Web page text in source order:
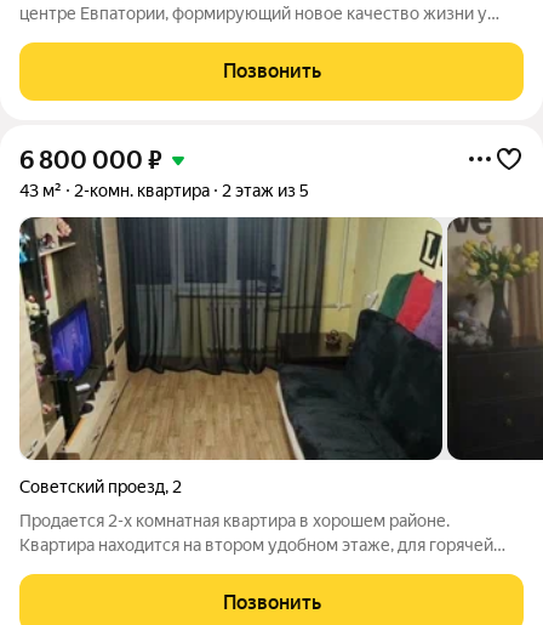
центре Евпатории, формирующий новое качество жизни у
городской среды и курортного образа жизни: здесь можно
работать, развиваться и отдыхать,
Позвонить
6 800 000 ₽
43 м² 2-комн. квартира 2 этаж из 5
Советский проезд, 2
Продается 2-х комнатная квартира в хорошем районе.
Квартира находится на втором удобном этаже, для горячей
пластиковые окна. Отличный район, рядом парк Мойнаки, море
10 минут пешком.
Позвонить